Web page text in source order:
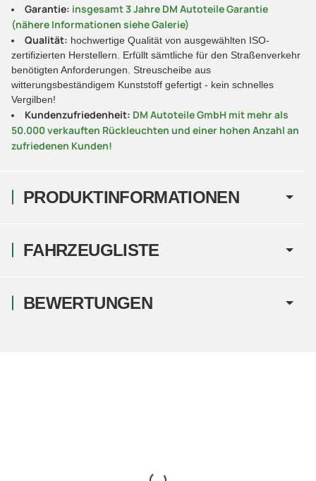
PRODUKTINFORMATIONEN
Garantie: insgesamt 3 Jahre DM Autoteile Garantie
(nähere Informationen siehe Galerie)
Qualität: hochwertige Qualität von ausgewählten ISO-
zertifizierten Herstellern. Erfüllt sämtliche für den Straßenverkehr
benötigten Anforderungen. Streuscheibe aus
witterungsbeständigem Kunststoff gefertigt - kein schnelles
Vergilben!
Kundenzufriedenheit: DM Autoteile GmbH mit mehr als
50.000 verkauften Rückleuchten und einer hohen Anzahl an
zufriedenen Kunden!
FAHRZEUGLISTE
BEWERTUNGEN